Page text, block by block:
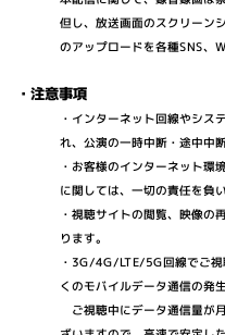
但し、放送画面のスクリーン
のアップロードを各種SNS、
・注意事項
・インターネット回線やシス
れ、公演の一時中断・途中中
・お客様のインターネット環
に関しては、一切の責任を負
・視聴サイトの閲覧、映像の
ります。
・3G/4G/LTE/5G回線でご視
くのモバイルデータ通信の発
ご視聴中にデータ通信量が